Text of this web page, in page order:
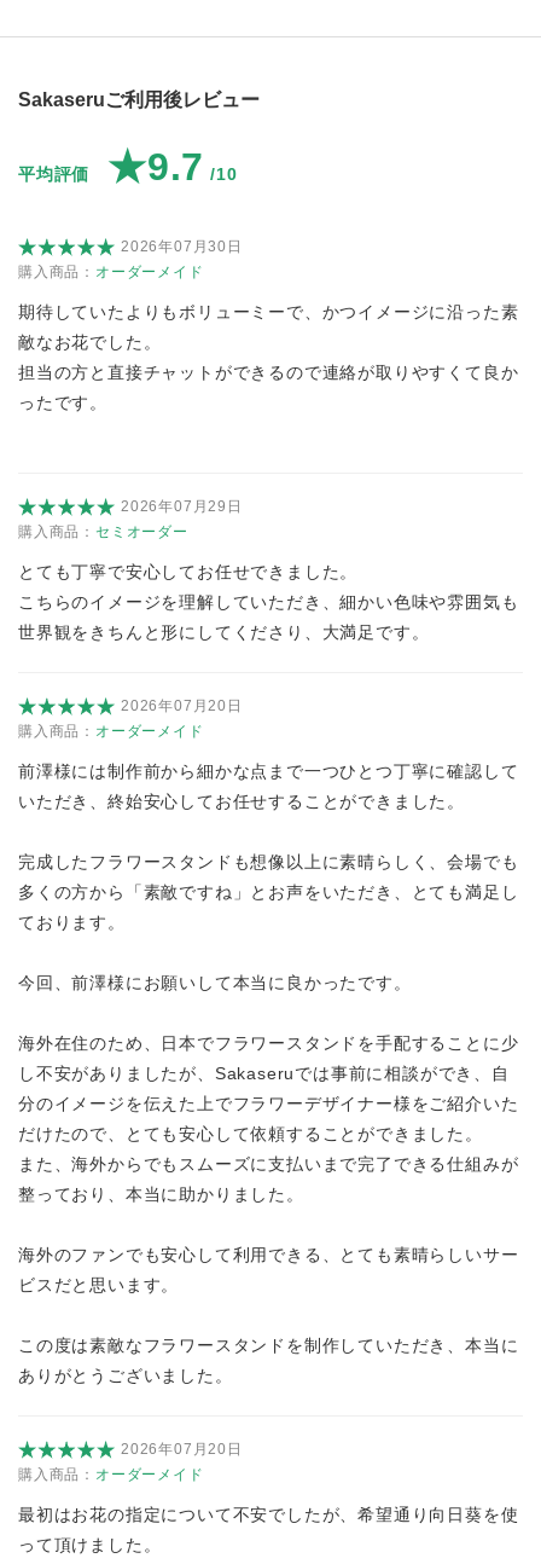
Sakaseruご利用後レビュー
平均評価 ★9.7 /10
2026年07月30日
購入商品： オーダーメイド
期待していたよりもボリューミーで、かつイメージに沿った素
敵なお花でした。
担当の方と直接チャットができるので連絡が取りやすくて良か
ったです。
2026年07月29日
購入商品： セミオーダー
とても丁寧で安心してお任せできました。
こちらのイメージを理解していただき、細かい色味や雰囲気も
世界観をきちんと形にしてくださり、大満足です。
2026年07月20日
購入商品： オーダーメイド
前澤様には制作前から細かな点まで一つひとつ丁寧に確認して
いただき、終始安心してお任せすることができました。
完成したフラワースタンドも想像以上に素晴らしく、会場でも
多くの方から「素敵ですね」とお声をいただき、とても満足し
ております。
今回、前澤様にお願いして本当に良かったです。
海外在住のため、日本でフラワースタンドを手配することに少
し不安がありましたが、Sakaseruでは事前に相談ができ、自
分のイメージを伝えた上でフラワーデザイナー様をご紹介いた
だけたので、とても安心して依頼することができました。
また、海外からでもスムーズに支払いまで完了できる仕組みが
整っており、本当に助かりました。
海外のファンでも安心して利用できる、とても素晴らしいサー
ビスだと思います。
この度は素敵なフラワースタンドを制作していただき、本当に
ありがとうございました。
2026年07月20日
購入商品： オーダーメイド
最初はお花の指定について不安でしたが、希望通り向日葵を使
って頂けました。